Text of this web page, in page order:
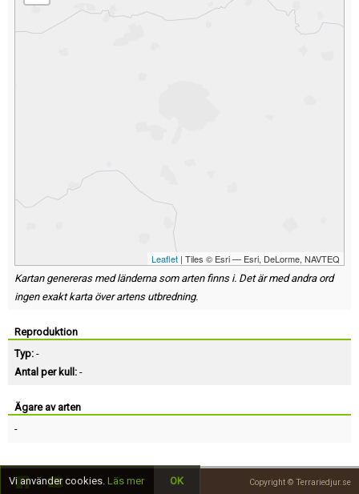
Leaflet | Tiles © Esri — Esri, DeLorme, NAVTEQ
Kartan genereras med länderna som arten finns i. Det är med andra ord
ingen exakt karta över artens utbredning.
Reproduktion
Typ: -
Antal per kull: -
Ägare av arten
-
Copyright © Terrariedjur.se
Vi använder cookies. Läs mer OK